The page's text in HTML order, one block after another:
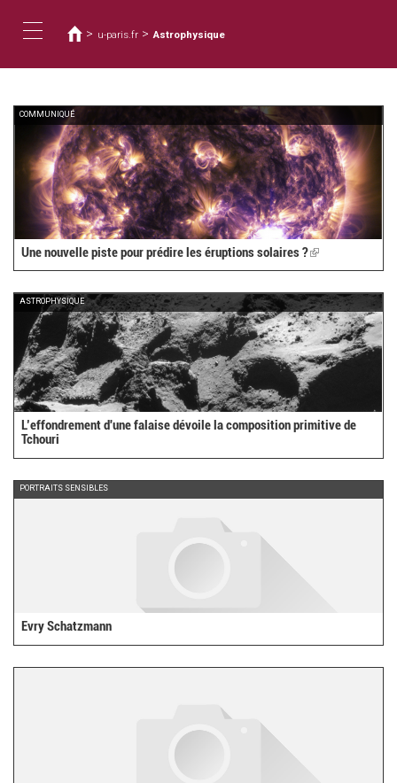
容
navigation
在
這
裡
> u-paris.fr > Astrophysique
COMMUNIQUÉ
Une nouvelle piste pour prédire les éruptions solaires ?(link
is
ASTROPHYSIQUE
L’effondrement d'une falaise dévoile la composition primitive de
Tchouri
PORTRAITS SENSIBLES
Evry Schatzmann